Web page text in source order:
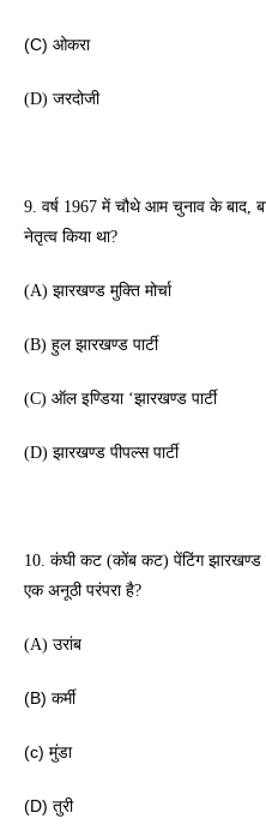
(C) ओकरा
(D) जरदोजी
9. वर्ष 1967 में चौथे आम चुनाव के बाद,
नेतृत्व किया था?
(A) झारखण्ड मुक्ति मोर्चा
(B) हुल झारखण्ड पार्टी
(C) ऑल इण्डिया ‘झारखण्ड पार्टी
(D) झारखण्ड पीपल्स पार्टी
10. कंघी कट (कोंब कट) पेंटिंग झारखण्ड
एक अनूठी परंपरा है?
(A) उरांब
(B) कर्मी
(c) मुंडा
(D) तुरी